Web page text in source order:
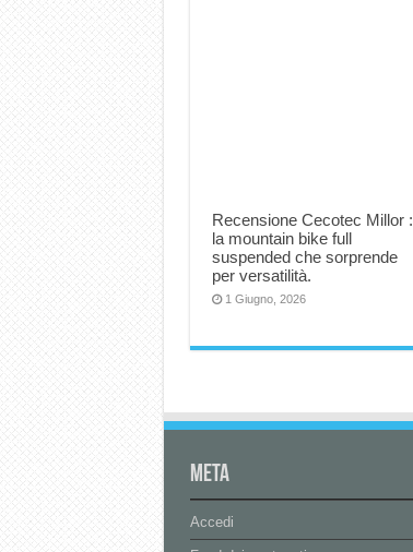
Recensione Cecotec Millor :
la mountain bike full
suspended che sorprende
per versatilità.
1 Giugno, 2026
Meta
Accedi